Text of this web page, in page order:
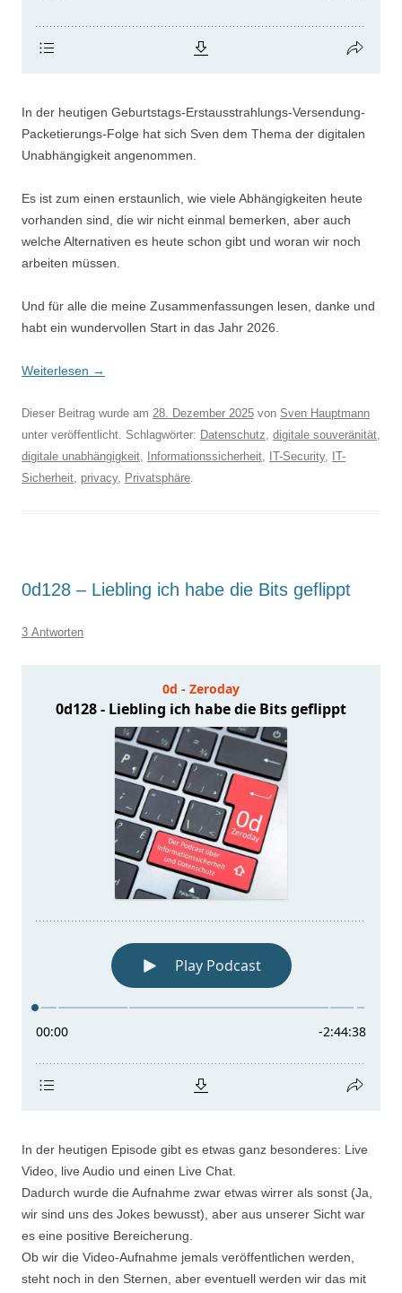
In der heutigen Geburtstags-Erstausstrahlungs-Versendung-
Packetierungs-Folge hat sich Sven dem Thema der digitalen
Unabhängigkeit angenommen.
Es ist zum einen erstaunlich, wie viele Abhängigkeiten heute
vorhanden sind, die wir nicht einmal bemerken, aber auch
welche Alternativen es heute schon gibt und woran wir noch
arbeiten müssen.
Und für alle die meine Zusammenfassungen lesen, danke und
habt ein wundervollen Start in das Jahr 2026.
Weiterlesen →
Dieser Beitrag wurde am 28. Dezember 2025 von Sven Hauptmann
unter veröffentlicht. Schlagwörter: Datenschutz, digitale souveränität,
digitale unabhängigkeit, Informationssicherheit, IT-Security, IT-
Sicherheit, privacy, Privatsphäre.
0d128 – Liebling ich habe die Bits geflippt
3 Antworten
In der heutigen Episode gibt es etwas ganz besonderes: Live
Video, live Audio und einen Live Chat.
Dadurch wurde die Aufnahme zwar etwas wirrer als sonst (Ja,
wir sind uns des Jokes bewusst), aber aus unserer Sicht war
es eine positive Bereicherung.
Ob wir die Video-Aufnahme jemals veröffentlichen werden,
steht noch in den Sternen, aber eventuell werden wir das mit